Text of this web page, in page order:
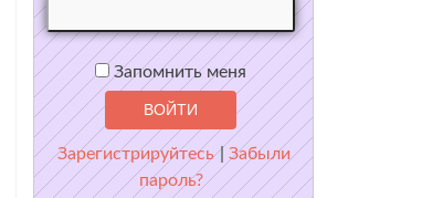
Запомнить меня
Зарегистрируйтесь | Забыли
пароль?